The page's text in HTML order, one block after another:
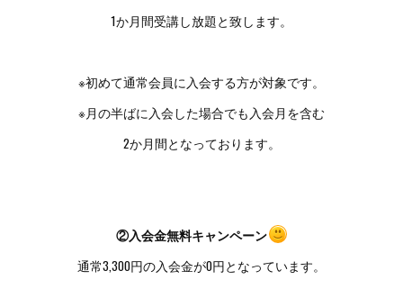
1か月間受講し放題と致します。
※初めて通常会員に入会する方が対象です。
※月の半ばに入会した場合でも入会月を含む
2か月間となっております。
②入会金無料キャンペーン
通常3,300円の入会金が0円となっています。